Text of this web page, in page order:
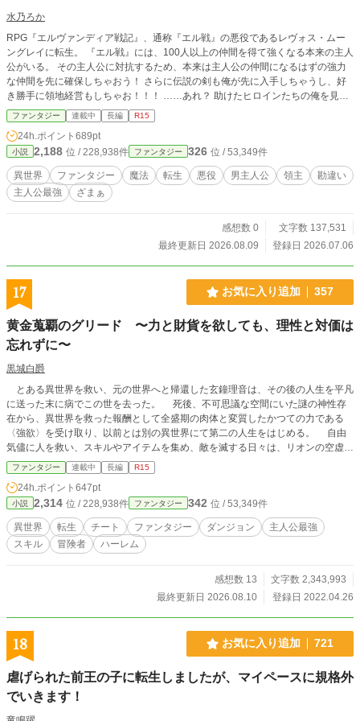
水乃ろか
RPG『エルヴァンディア戦記』、通称『エル戦』の悪役であるレヴォス・ムー
ングレイに転生。 『エル戦』には、100人以上の仲間を得て強くなる本来の主人
公がいる。 その主人公に対抗するため、本来は主人公の仲間になるはずの強力
な仲間を先に確保しちゃおう！ さらに伝説の剣も俺が先に入手しちゃうし、好
き勝手に領地経営もしちゃお！！！ ……あれ？ 助けたヒロインたちの俺を見る
ファンタジー 連載中 長編 R15
24h.ポイント 689pt
小説 2,188 位 / 228,938件 ファンタジー 326 位 / 53,349件
異世界 ファンタジー 魔法 転生 悪役 男主人公 領主
勘違い
主人公最強
ざまぁ
感想数 0
文字数 137,531
最終更新日 2026.08.09
登録日 2026.07.06
17 お気に入り追加 357
黄金蒐覇のグリード 〜力と財貨を欲しても、理性と対価は
忘れずに〜
黒城白爵
とある異世界を救い、元の世界へと帰還した玄鐘理音は、その後の人生を平凡
に送った末に病でこの世を去った。 死後、不可思議な空間にいた謎の神性存
在から、異世界を救った報酬として全盛期の肉体と変質したかつての力である
〈強欲〉を受け取り、以前とは別の異世界にて第二の人生をはじめる。 自由
気儘に人を救い、スキルやアイテムを集め、敵を滅する日々は、リオンの空虚だ
った心を満たしていく。 黄金と力を蒐集し目指すは世界最高ランクの冒険
者。 使命も宿命も無き救世の勇者は、今日も欲望と理性を秤にかけて我が道
を往く。 ※ 更新予定日は【月曜日】と【金曜日】です。 ※第301話から更新時
間を朝5時からに変更します。
ファンタジー 連載中 長編 R15
24h.ポイント 647pt
小説 2,314 位 / 228,938件 ファンタジー 342 位 / 53,349件
異世界 転生 チート ファンタジー ダンジョン
主人公最強
スキル
冒険者 ハーレム
感想数 13
文字数 2,343,993
最終更新日 2026.08.10
登録日 2022.04.26
18 お気に入り追加 721
虐げられた前王の子に転生しましたが、マイペースに規格外
でいきます！